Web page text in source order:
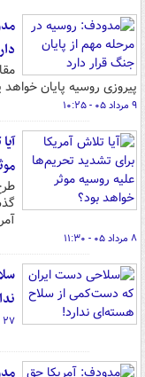
پیروزی روسیه پایان
۹ مرداد ۰۵ - ۱۰:۲۵
۸ مرداد ۰۵ - ۱۱:۳۰
۲۷ تیر ۰۵ - ۱۳:۵۱